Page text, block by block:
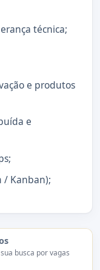
técnica;
e produtos
e
/ Kanban);
busca por vagas